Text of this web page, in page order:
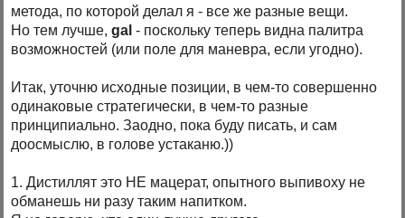
метода, по которой делал я - все же разные вещи.
Но тем лучше,gal - поскольку теперь видна палитра
возможностей (или поле для маневра, если угодно).
Итак, уточню исходные позиции, в чем-то совершенно
одинаковые стратегически, в чем-то разные
принципиально. Заодно, пока буду писать, и сам
доосмыслю, в голове устаканю.))
1. Дистиллят это НЕ мацерат, опытного выпивоху не
обманешь ни разу таким напитком.